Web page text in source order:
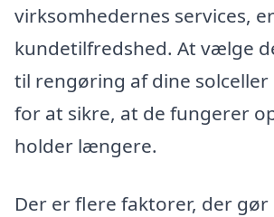
virksomhedernes services,
kundetilfredshed. At vælge
til rengøring af dine
for at sikre, at de fungerer
holder længere.
Der er flere faktorer, der gør